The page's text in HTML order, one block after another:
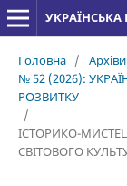
Головна / Архіви
№ 52 (2026):
РОЗВИТКУ
/
ІСТОРИКО-
СВІТОВОГО